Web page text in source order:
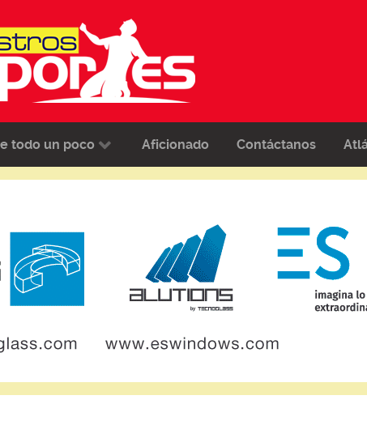
todo un poco Aficionado Contáctanos